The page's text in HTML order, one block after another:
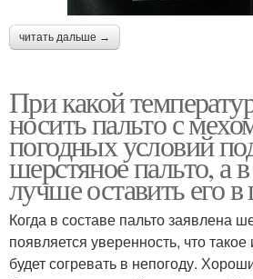
читать дальше →
При какой
носить пальто с
погодных условий
шерстяное пальто, а
лучше оставить его
Когда в составе пальто заявлена
появляется уверенность, что
будет согревать в непогоду.